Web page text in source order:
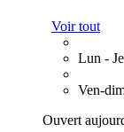
Voir tout
Lun -
Ven-
Ouvert